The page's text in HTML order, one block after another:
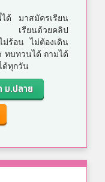
ด้ มาสมัครเรียน
เรียนด้วยคลิป
ร้อน ไม่ต้องเดิน
ทบทวนได้ ถามได้
ด้ทุกวัน
.ปลาย